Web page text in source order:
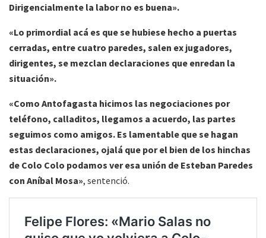
Dirigencialmente la labor no es buena».
«Lo primordial acá es que se hubiese hecho a puertas
cerradas, entre cuatro paredes, salen ex jugadores,
dirigentes, se mezclan declaraciones que enredan la
situación».
«Como Antofagasta hicimos las negociaciones por
teléfono, calladitos, llegamos a acuerdo, las partes
seguimos como amigos. Es lamentable que se hagan
estas declaraciones, ojalá que por el bien de los hinchas
de Colo Colo podamos ver esa unión de Esteban Paredes
con Aníbal Mosa», sentenció.